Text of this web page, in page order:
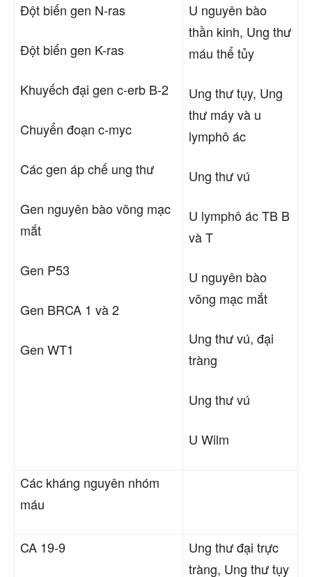
Đột biến gen N-ras
Đột biến gen K-ras
Khuyếch đại gen c-erb B-2
Chuyển đoạn c-myc
Các gen áp chế ung thư
Gen nguyên bào võng mạc
mắt
Gen P53
Gen BRCA 1 và 2
Gen WT1
U nguyên bào
thần kinh, Ung thư
máu thể tủy
Ung thưtụy, Ung
thư máy và u
lymphô ác
Ung thưvú
U lymphô ác TB B
và T
U nguyên bào
võng mạc mắt
Ung thưvú, đại
tràng
Ung thưvú
U Wilm
Các kháng nguyên nhóm
máu
CA 19-9 Ung thưđại trực
tràng, Ung thư tụy